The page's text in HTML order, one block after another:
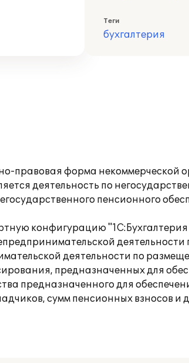
Теги
бухгалтерия
правовая форма некоммерческой
деятельность по
пенсионного
конфигурацию "1С:Бухгалтерия
деятельности по
предназначенных для
предназначенного для
сумм пенсионных взносов и